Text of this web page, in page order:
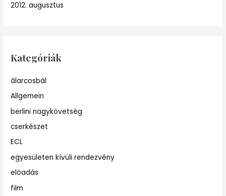
2012. augusztus
Kategóriák
álarcosbál
Allgemein
berlini nagykövetség
cserkészet
ECL
egyesületen kívüli rendezvény
elöadás
film